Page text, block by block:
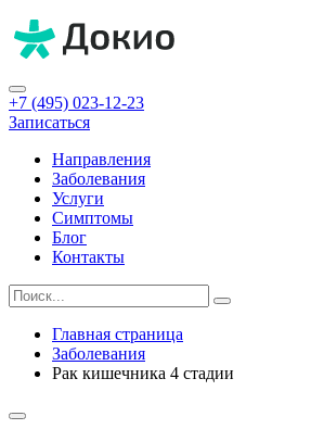
+7 (495) 023-12-23
Записаться
Направления
Заболевания
Услуги
Симптомы
Блог
Контакты
Главная страница
Заболевания
Рак кишечника 4 стадии